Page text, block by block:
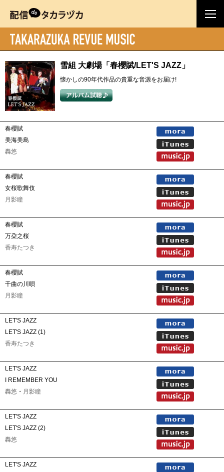
雪組 大劇場「春櫻賦/LET'S JAZZ」
懐かしの90年代作品の貴重な音源をお届け!
春櫻賦
美海美島
轟悠
春櫻賦
女桜歌舞伎
月影瞳
春櫻賦
万朶之桜
香寿たつき
春櫻賦
千曲の川唄
月影瞳
LET'S JAZZ
LET'S JAZZ (1)
香寿たつき
LET'S JAZZ
I REMEMBER YOU
轟悠 ・ 月影瞳
LET'S JAZZ
LET'S JAZZ (2)
轟悠
LET'S JAZZ